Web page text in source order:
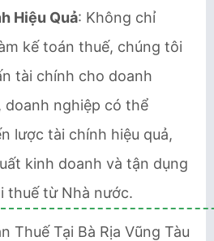
Hiệu Quả: Không chỉ
kế toán thuế, chúng tôi
tài chính cho doanh
doanh nghiệp có thể
lược tài chính hiệu quả,
kinh doanh và tận dụng
thuế từ Nhà nước.